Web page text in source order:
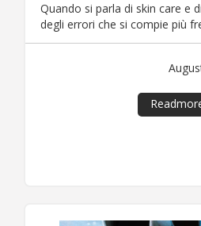
Quando si parla di skin care e
degli errori che si compie più